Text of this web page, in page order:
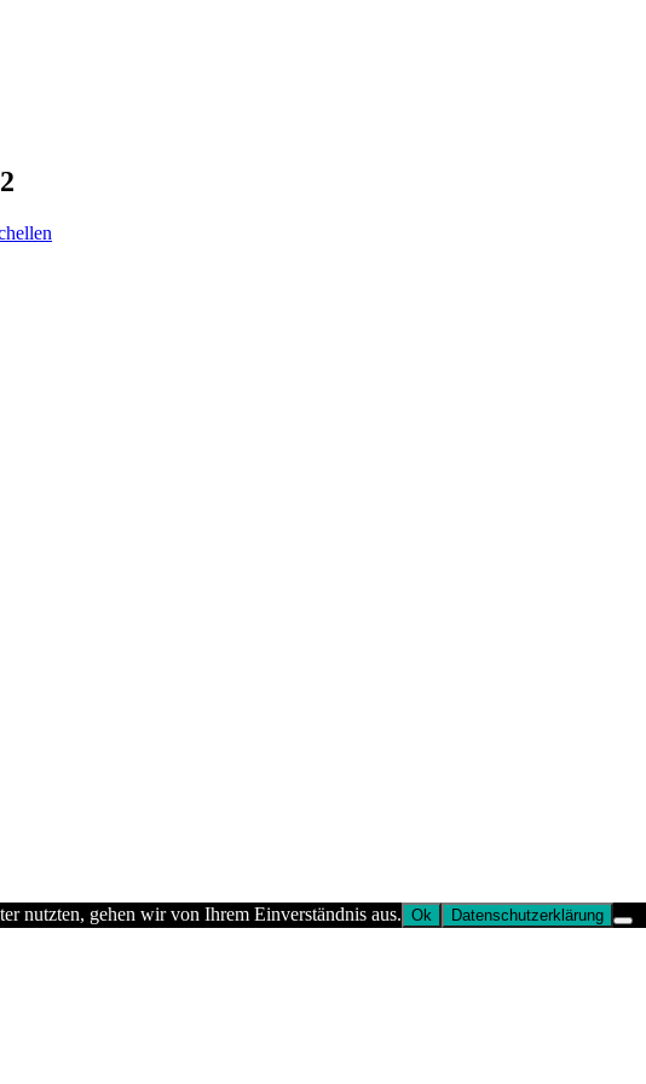
nutzten, gehen wir von Ihrem Einverständnis aus. Ok Datenschutzerklärung